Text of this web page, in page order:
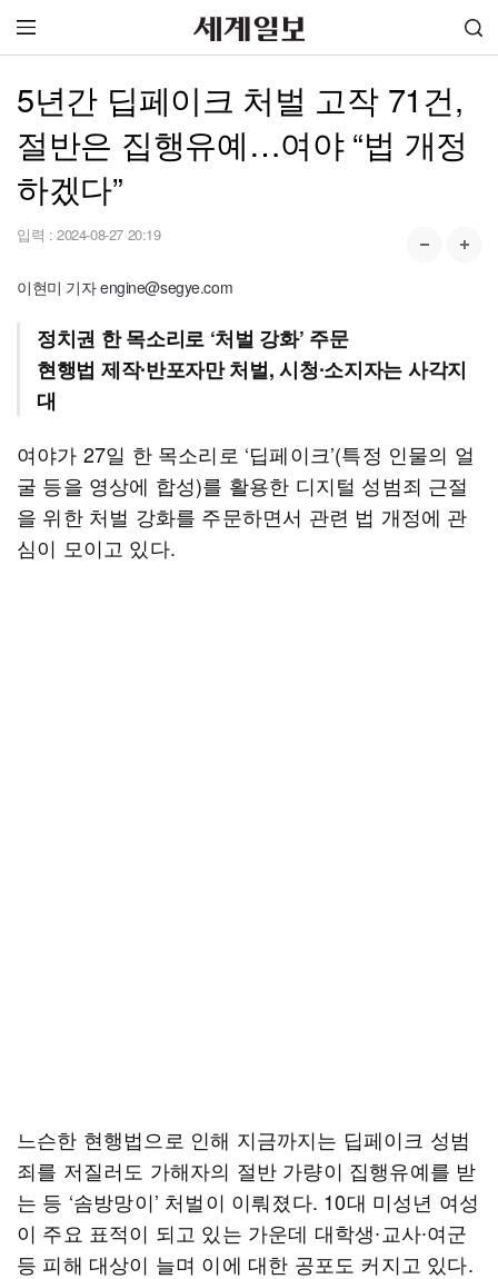
5년간 딥페이크 처벌 고작 71건,
절반은 집행유예…여야 “법 개정
하겠다”
입력 : 2024-08-27 20:19
이현미 기자 engine@segye.com
정치권 한 목소리로 ‘처벌 강화’ 주문
현행법 제작∙반포자만 처벌, 시청∙소지자는 사각지
대
여야가 27일 한 목소리로 ‘딥페이크’(특정 인물의 얼
굴 등을 영상에 합성)를 활용한 디지털 성범죄 근절
을 위한 처벌 강화를 주문하면서 관련 법 개정에 관
심이 모이고 있다.
느슨한 현행법으로 인해 지금까지는 딥페이크 성범
죄를 저질러도 가해자의 절반 가량이 집행유예를 받
는 등 ‘솜방망이’ 처벌이 이뤄졌다. 10대 미성년 여성
이 주요 표적이 되고 있는 가운데 대학생∙교사∙여군
등 피해 대상이 늘며 이에 대한 공포도 커지고 있다.